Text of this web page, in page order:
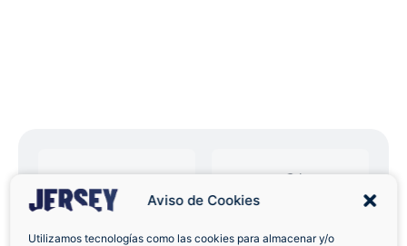
Aviso de Cookies
Utilizamos tecnologías como las cookies para almacenar y/o
Envíos a Domicilio